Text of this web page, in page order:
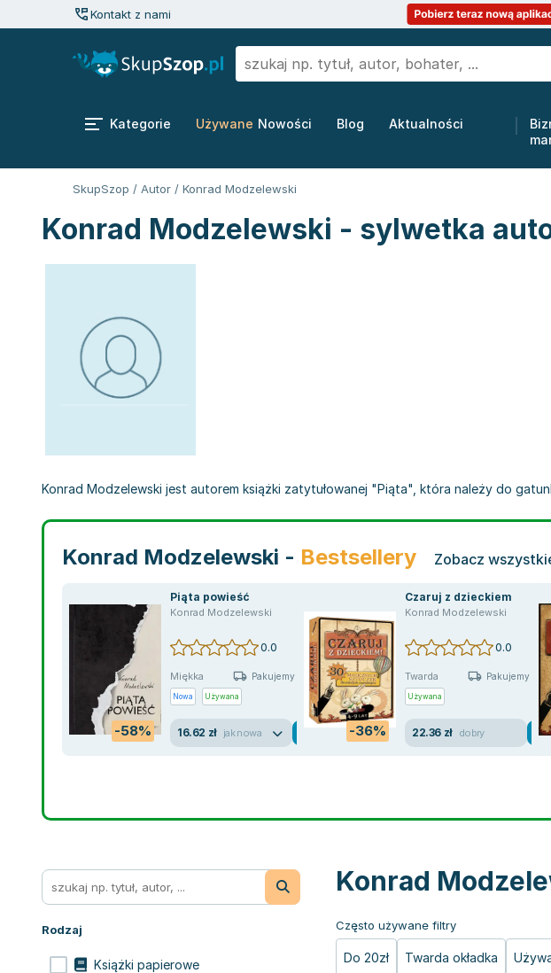
Kontakt z nami
Kategorie Używane Nowości Blog Aktualności
SkupSzop / Autor / Konrad Modzelewski
Konrad Modzelewski - sylwetka
Konrad Modzelewski jest autorem książki zatytułowanej "Piąta", która należy do
Konrad Modzelewski - Bestsellery Zobacz
-58%
Piąta powieść
Konrad Modzelewski
0.0
Miękka Pakujemy jutro
Nowa Używana
16.62 zł jak nowa -36%
Czaruj z dzieckiem
Konrad Modzelewski
0.0
Twarda Pakujemy jutro
Używana
22.36 zł dobry
Rodzaj
Książki papierowe
Konrad
Często używane filtry
Do 20zł Twarda okładka